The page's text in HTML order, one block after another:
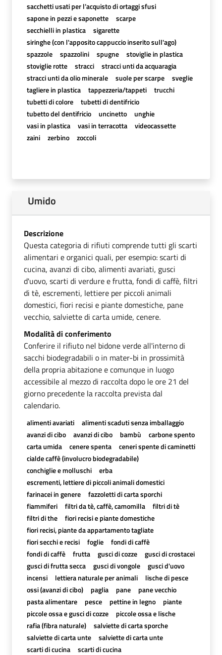
sacchetti usati per l’acquisto di ortaggi sfusi
sapone in pezzi e saponette
scarpe
secchielli in plastica
sigarette
siringhe (con l'apposito cappuccio inserito sull'ago)
spazzole
spazzolini spugne
stoviglie in plastica
stoviglie rotte
stracci
stracci unti da acquaragia
stracci unti da olio minerale
suole per scarpe
sveglie
tagliere in plastica
tappezzeria/tappeti
trucchi
tubetti di colore
tubetti di dentifricio
tubetto del dentifricio
uncinetto
unghie
vasi in plastica
vasi in terracotta
videocassette
zaini
zerbino zoccoli
Umido
Descrizione
Questa categoria di rifiuti comprende tutti gli scarti
alimentari e organici quali, per esempio: scarti di
cucina, avanzi di cibo, alimenti avariati, gusci
d'uovo, scarti di verdure e frutta, fondi di caffè, filtri
di tè, escrementi, lettiere per piccoli animali
domestici, fiori recisi e piante domestiche, pane
vecchio, salviette di carta umide, cenere.
Modalità di conferimento
Conferire il rifiuto nel bidone verde all'interno di
sacchi biodegradabili o in mater-bi in prossimità
della propria abitazione e comunque in luogo
accessibile al mezzo di raccolta dopo le ore 21 del
giorno precedente la raccolta prevista dal
calendario.
alimenti avariati
alimenti scaduti senza imballaggio
avanzi di cibo
avanzi di cibo bambù
carbone spento
carta umida
cenere spenta
ceneri spente di caminetti
cialde caffè (involucro biodegradabile)
conchiglie e molluschi
erba
escrementi, lettiere di piccoli animali domestici
farinacei in genere
fazzoletti di carta sporchi
fiammiferi
filtri da tè, caffè, camomilla
filtri di tè
filtri di the
fiori recisi e piante domestiche
fiori recisi, piante da appartamento tagliate
fiori secchi e recisi
foglie
fondi di caffè
fondi di caffè
frutta gusci di cozze
gusci di crostacei
gusci di frutta secca
gusci di vongole
gusci d'uovo
incensi
lettiera naturale per animali
lische di pesce
ossi (avanzi di cibo)
paglia pane
pane vecchio
pasta alimentare
pesce pettine in legno
piante
piccole ossa e gusci di cozze
piccole ossa e lische
rafia (fibra naturale)
salviette di carta sporche
salviette di carta unte
salviette di carta unte
scarti di cucina
scarti di cucina